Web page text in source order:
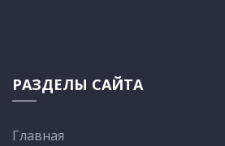
РАЗДЕЛЫ САЙТА
Главная